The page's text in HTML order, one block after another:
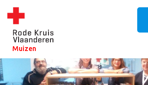
Muizen